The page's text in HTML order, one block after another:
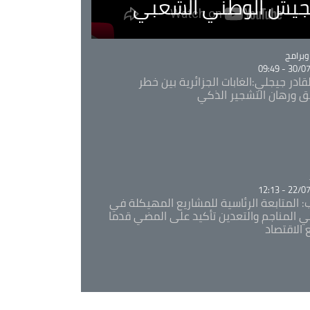
30/07/
جيجلي:الغابات الجزائرية بين خطر
ورهان التشجير الذكي
22/07/
المتابعة الرئاسية للمشاريع المهيكلة في
المناجم والتعدين تأكيد على المضي قدما
الاقتصاد